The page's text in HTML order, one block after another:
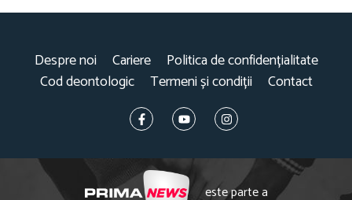
Despre noi Cariere
Politica de confidențialitate
Cod deontologic
Termeni și condiții Contact
este parte a